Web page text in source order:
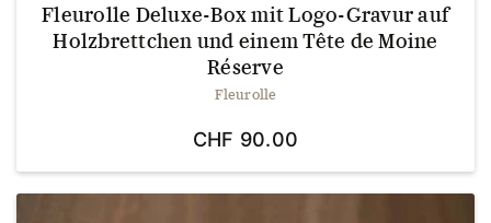
Fleurolle Deluxe-Box mit Logo-Gravur auf
Holzbrettchen und einem Tête de Moine
Réserve
Fleurolle
CHF 90.00